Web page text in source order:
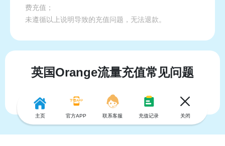
费充值；
未遵循以上说明导致的充值问题，无法退款。
英国Orange流量充值常见问题
主页 官方APP 联系客服 充值记录 关闭